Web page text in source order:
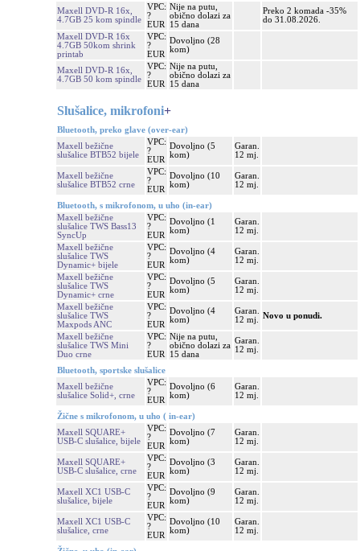
Maxell DVD-R 16x,
4.7GB 25 kom spindle
VPC:
?
EUR
Nije na putu,
obično dolazi za
15 dana
Preko 2 komada -35%
do 31.08.2026.
Maxell DVD-R 16x
4.7GB 50kom shrink
printab
VPC:
?
EUR
Dovoljno (28
kom)
Maxell DVD-R 16x,
4.7GB 50 kom spindle
VPC:
?
EUR
Nije na putu,
obično dolazi za
15 dana
Slušalice, mikrofoni+
Bluetooth, preko glave (over-ear)
Maxell bežične
slušalice BTB52 bijele
VPC:
?
EUR
Dovoljno (5
kom)
Garan.
12 mj.
Maxell bežične
slušalice BTB52 crne
VPC:
?
EUR
Dovoljno (10
kom)
Garan.
12 mj.
Bluetooth, s mikrofonom, u uho (in-ear)
Maxell bežične
slušalice TWS Bass13
SyncUp
VPC:
?
EUR
Dovoljno (1
kom)
Garan.
12 mj.
Maxell bežične
slušalice TWS
Dynamic+ bijele
VPC:
?
EUR
Dovoljno (4
kom)
Garan.
12 mj.
Maxell bežične
slušalice TWS
Dynamic+ crne
VPC:
?
EUR
Dovoljno (5
kom)
Garan.
12 mj.
Maxell bežične
slušalice TWS
Maxpods ANC
VPC:
?
EUR
Dovoljno (4
kom)
Garan.
12 mj.
Novo u ponudi.
Maxell bežične
slušalice TWS Mini
Duo crne
VPC:
?
EUR
Nije na putu,
obično dolazi za
15 dana
Garan.
12 mj.
Bluetooth, sportske slušalice
Maxell bežične
slušalice Solid+, crne
VPC:
?
EUR
Dovoljno (6
kom)
Garan.
12 mj.
Žične s mikrofonom, u uho ( in-ear)
Maxell SQUARE+
USB-C slušalice, bijele
VPC:
?
EUR
Dovoljno (7
kom)
Garan.
12 mj.
Maxell SQUARE+
USB-C slušalice, crne
VPC:
?
EUR
Dovoljno (3
kom)
Garan.
12 mj.
Maxell XC1 USB-C
slušalice, bijele
VPC:
?
EUR
Dovoljno (9
kom)
Garan.
12 mj.
Maxell XC1 USB-C
slušalice, crne
VPC:
?
EUR
Dovoljno (10
kom)
Garan.
12 mj.